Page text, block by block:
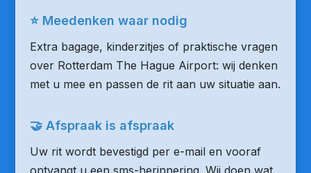
⭐ Meedenken waar nodig
Extra bagage, kinderzitjes of praktische vragen
over Rotterdam The Hague Airport: wij denken
met u mee en passen de rit aan uw situatie aan.
🤝 Afspraak is afspraak
Uw rit wordt bevestigd per e-mail en vooraf
ontvangt u een sms-herinnering. Wij doen wat